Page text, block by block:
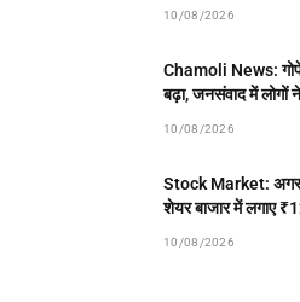
10/08/2026
Chamoli News:
बढ़ा, जनसंवाद में लोगों
10/08/2026
Stock Market:
शेयर बाजार में लगाए
10/08/2026